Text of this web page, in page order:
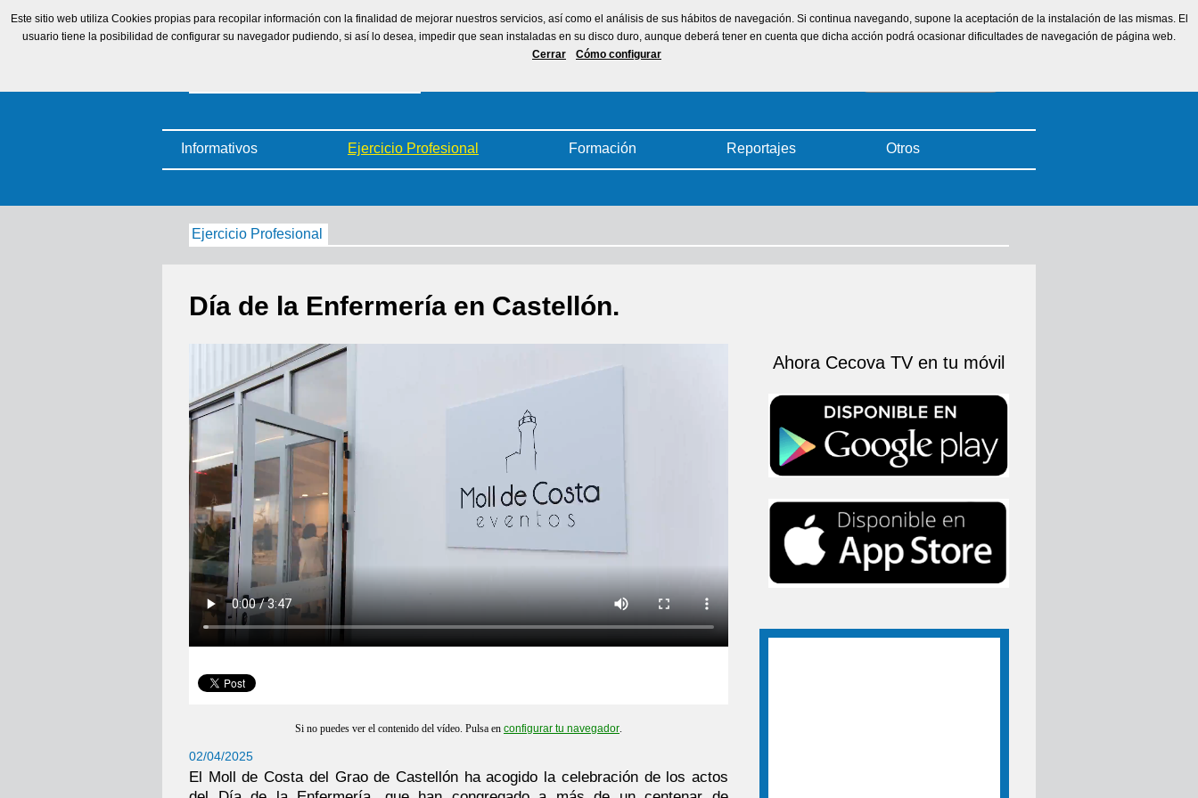
Este sitio web utiliza Cookies propias para recopilar información con la finalidad de mejorar nuestros servicios, así como el análisis de sus hábitos de navegación. Si continua navegando, supone la aceptación de la instalación de las mismas. El
usuario tiene la posibilidad de configurar su navegador pudiendo, si así lo desea, impedir que sean instaladas en su disco duro, aunque deberá tener en cuenta que dicha acción podrá ocasionar dificultades de navegación de página web.
Cerrar
Cómo configurar
Informativos Ejercicio Profesional Formación Reportajes Otros
Ejercicio Profesional
Día de la Enfermería en Castellón.
Si no puedes ver el contenido del vídeo. Pulsa en configurar tu navegador.
02/04/2025
El Moll de Costa del Grao de Castellón ha acogido la celebración de los actos
Ahora Cecova TV en tu móvil